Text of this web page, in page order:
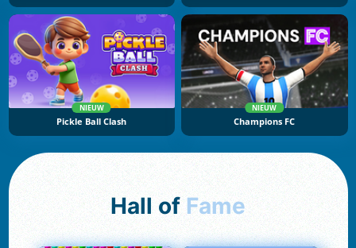
NIEUW
Pickle Ball Clash
NIEUW
Champions FC
Hall of Fame